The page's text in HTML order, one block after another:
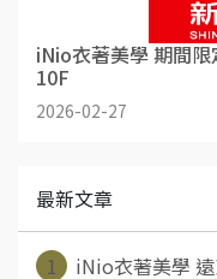
iNio衣著美學 期間
10F
2026-02-27
最新文章
1
iNio衣著美學